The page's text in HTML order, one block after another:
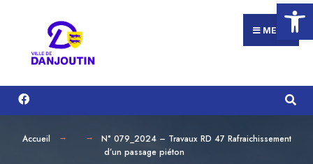
Ouvrir
contenu
MENU
Accueil
N° 079_2024 – Travaux RD 47 Rafraichissement
d’un passage piéton
for: